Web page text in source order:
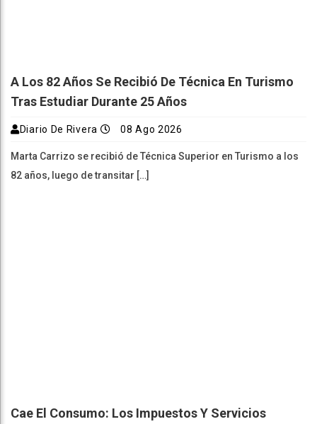
A Los 82 Años Se Recibió De Técnica En Turismo
Tras Estudiar Durante 25 Años
Diario De Rivera 08 Ago 2026
Marta Carrizo se recibió de Técnica Superior en Turismo a los
82 años, luego de transitar […]
Cae El Consumo: Los Impuestos Y Servicios